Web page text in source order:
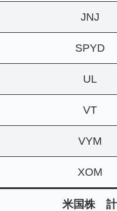
JNJ
SPYD
UL
VT
VYM
XOM
米国株 計